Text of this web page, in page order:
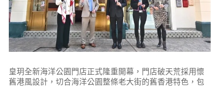
皇玥全新海洋公園門店正式隆重開幕，門店破天荒採用懷
舊港風設計，切合海洋公園整條老大街的舊香港特色，包